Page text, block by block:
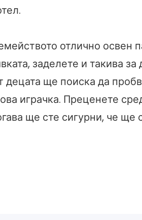
отлично освен
заделете и такива
децата ще поиска да
играчка. Преценете
ще сте сигурни, че ще